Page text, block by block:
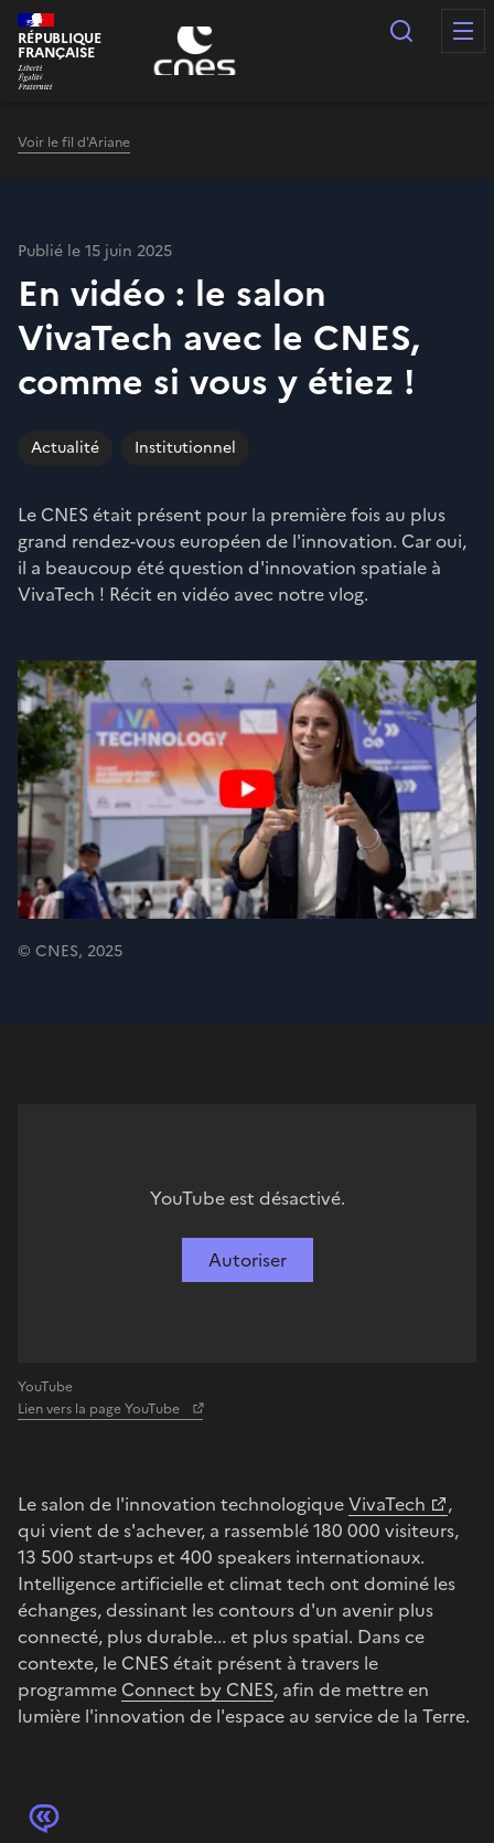
Panneau de gestion des cookies
RÉPUBLIQUE
FRANÇAISE
Voir le fil d'Ariane
Publié le 15 juin 2025
En vidéo : le salon
VivaTech avec le CNES,
comme si vous y étiez !
Actualité Institutionnel
Le CNES était présent pour la première fois au plus
grand rendez-vous européen de l'innovation. Car oui,
il a beaucoup été question d'innovation spatiale à
VivaTech ! Récit en vidéo avec notre vlog.
© CNES, 2025
YouTube est désactivé.
Autoriser
YouTube
Lien vers la page YouTube
Le salon de l'innovation technologiqueVivaTech
,
qui vient de s'achever, a rassemblé 180 000 visiteurs,
13 500 start-ups et 400 speakers internationaux.
Intelligence artificielle et climat tech ont dominé les
échanges, dessinant les contours d'un avenir plus
connecté, plus durable... et plus spatial. Dans ce
contexte, le CNES était présent à travers le
programme Connect by CNES, afin de mettre en
lumière l'innovation de l'espace au service de la Terre.